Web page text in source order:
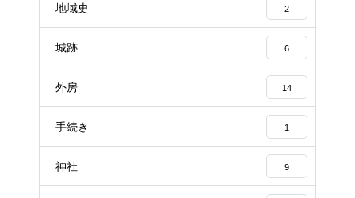
地域史 2
城跡 6
外房 14
手続き 1
神社 9